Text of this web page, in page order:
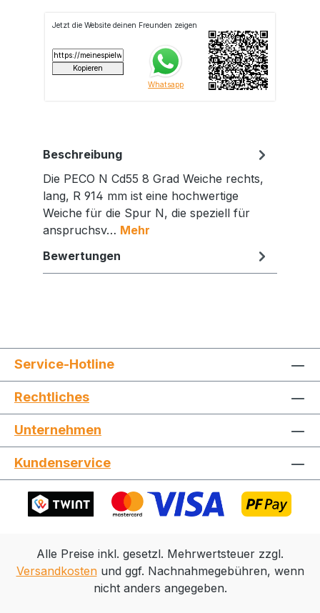
Jetzt die Website deinen Freunden zeigen
Whatsapp
Beschreibung
Die PECO N Cd55 8 Grad Weiche rechts,
lang, R 914 mm ist eine hochwertige
Weiche für die Spur N, die speziell für
anspruchsv… Mehr
Bewertungen
Service-Hotline
Rechtliches
Unternehmen
Kundenservice
Alle Preise inkl. gesetzl. Mehrwertsteuer zzgl.
Versandkostenund ggf. Nachnahmegebühren, wenn
nicht anders angegeben.